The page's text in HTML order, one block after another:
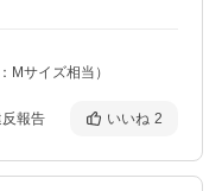
Mサイズ相当）
報告 いいね 2